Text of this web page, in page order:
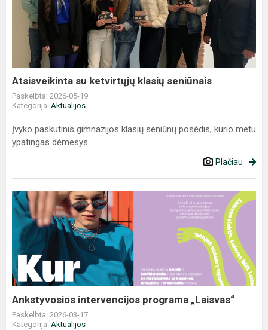
ketvirtųjų
klasių
seniūnais
Atsisveikinta su ketvirtųjų klasių seniūnais
Paskelbta: 2026-05-19
Kategorija: Aktualijos
Įvyko paskutinis gimnazijos klasių seniūnų posėdis, kurio metu
ypatingas dėmesys
Plačiau
Ankstyvosios
intervencijos
programa
„Laisvas“
Ankstyvosios intervencijos programa „Laisvas“
Paskelbta: 2026-03-17
Kategorija: Aktualijos